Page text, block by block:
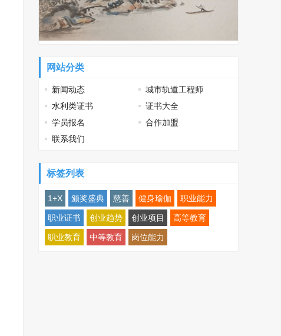
网站分类
新闻动态
城市轨道工程师
水利类证书
证书大全
学员报名
合作加盟
联系我们
标签列表
1+X 颁奖盛典 慈善 健身瑜伽 职业能力
职业证书 创业趋势 创业项目 高等教育
职业教育 中等教育 岗位能力